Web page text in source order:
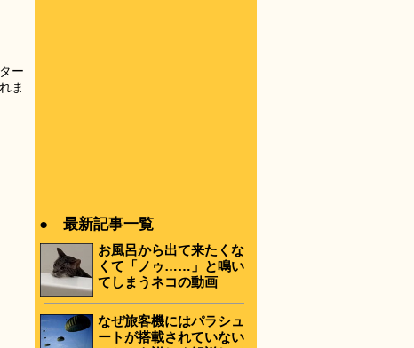
ー
ま
● 最新記事一覧
お風呂から出て来たくな
くて「ノゥ……」と鳴い
てしまうネコの動画
なぜ旅客機にはパラシュ
ートが搭載されていない